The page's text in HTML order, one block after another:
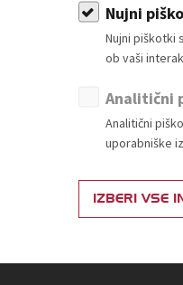
TZS s sodelavci
Nujni
Nujni piškotki
ob vaši
Analitični
Analitični
uporabniške
IZBERI VSE